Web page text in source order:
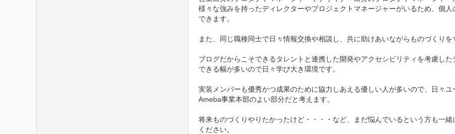
様々な強みを持ったディレクターやプロジェクトマネージャーがいるため、個
できます。
また、同じ職種同士で日々情報交換や相談し、共に助けあいながらものづくりを
ブログだからこそできるタレントと連携した開発やアクセシビリティを考慮し
できる幅が多いので日々学び大き環境です。
実装メンバーも優秀かつ成果のために協力しあえる優しい人が多いので、日々
Ameba事業本部のよい部分だと考えます。
将来ものづくりやりたかったけど・・・・など、まだ悩んでいるという方も一
ください。